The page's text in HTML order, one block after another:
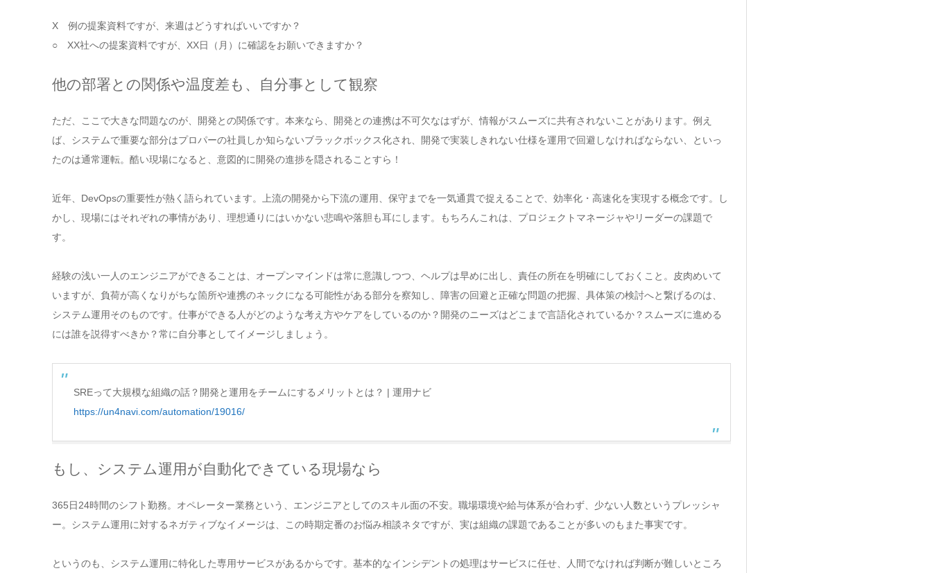
X 例の提案資料ですが、来週はどうすればいいですか？
○ XX社への提案資料ですが、XX日（月）に確認をお願いできますか？
他の部署との関係や温度差も、自分事として観察
ただ、ここで大きな問題なのが、開発との関係です。本来なら、開発との連携は不可欠なはずが、情報がスムーズに共有されないことがあります。例え
ば、システムで重要な部分はプロパーの社員しか知らないブラックボックス化され、開発で実装しきれない仕様を運用で回避しなければならない、といっ
たのは通常運転。酷い現場になると、意図的に開発の進捗を隠されることすら！
近年、DevOpsの重要性が熱く語られています。上流の開発から下流の運用、保守までを一気通貫で捉えることで、効率化・高速化を実現する概念です。し
かし、現場にはそれぞれの事情があり、理想通りにはいかない悲鳴や落胆も耳にします。もちろんこれは、プロジェクトマネージャやリーダーの課題で
す。
経験の浅い一人のエンジニアができることは、オープンマインドは常に意識しつつ、ヘルプは早めに出し、責任の所在を明確にしておくこと。皮肉めいて
いますが、負荷が高くなりがちな箇所や連携のネックになる可能性がある部分を察知し、障害の回避と正確な問題の把握、具体策の検討へと繋げるのは、
システム運用そのものです。仕事ができる人がどのような考え方やケアをしているのか？開発のニーズはどこまで言語化されているか？スムーズに進める
には誰を説得すべきか？常に自分事としてイメージしましょう。
SREって大規模な組織の話？開発と運用をチームにするメリットとは？ | 運用ナビ
https://un4navi.com/automation/19016/
もし、システム運用が自動化できている現場なら
365日24時間のシフト勤務。オペレーター業務という、エンジニアとしてのスキル面の不安。職場環境や給与体系が合わず、少ない人数というプレッシャ
ー。システム運用に対するネガティブなイメージは、この時期定番のお悩み相談ネタですが、実は組織の課題であることが多いのもまた事実です。
というのも、システム運用に特化した専用サービスがあるからです。基本的なインシデントの処理はサービスに任せ、人間でなければ判断が難しいところ